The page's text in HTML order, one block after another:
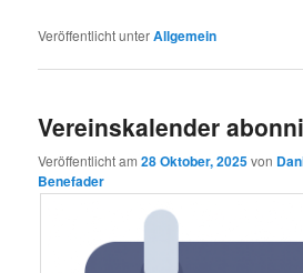
Veröffentlicht unterAllgemein
Vereinskalender
Veröffentlicht am28 Oktober, 2025von
Benefader